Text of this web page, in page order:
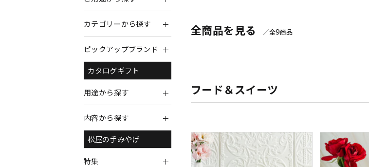
カテゴリーから探す
ピックアップブランド
カタログギフト
用途から探す
内容から探す
松屋の手みやげ
特集
全商品を見る ／全9商品
フード＆スイーツ